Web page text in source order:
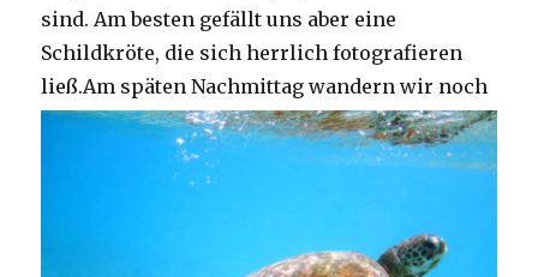
sind. Am besten gefällt uns aber eine
Schildkröte, die sich herrlich fotografieren
ließ.Am späten Nachmittag wandern wir noch